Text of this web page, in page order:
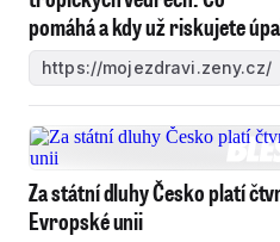
pomáhá a kdy už riskujete
https://mojezdravi.zeny.cz/
Za státní dluhy Česko platí
Evropské unii